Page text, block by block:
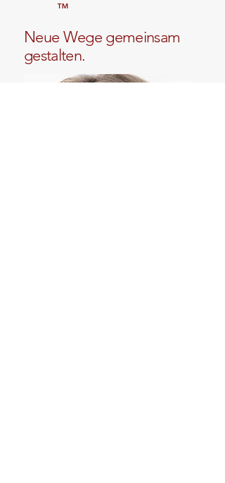
™
Neue Wege gemeinsam
gestalten.